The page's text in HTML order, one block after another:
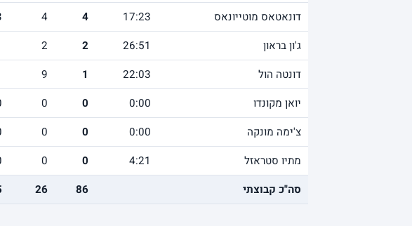
דונאטאס מוטייונאס
17:23
4
4
ג'ון בראון
26:51
2
2
דונטה הול
22:03
1
9
יואן מקונדו
0:00
0
0
צ'ימה מונקה
0:00
0
0
מתיו סטראזל
4:21
0
0
סה"כ קבוצתי
86
26